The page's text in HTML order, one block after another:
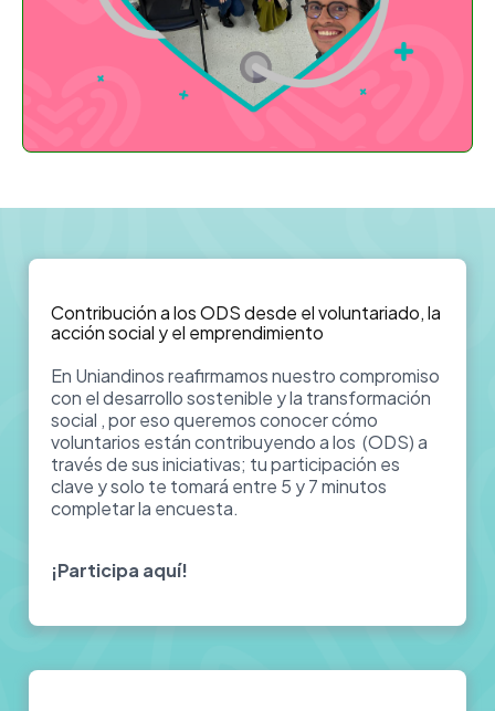
Contribución a los ODS desde el voluntariado, la
acción social y el emprendimiento
En Uniandinos reafirmamos nuestro compromiso
con el desarrollo sostenible y la transformación
social , por eso queremos conocer cómo
voluntarios están contribuyendo a los (ODS) a
través de sus iniciativas; tu participación es
clave y solo te tomará entre 5 y 7 minutos
completar la encuesta.
¡Participa aquí!